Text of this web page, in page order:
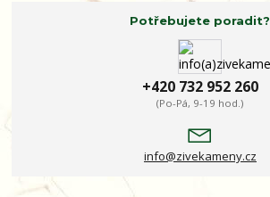
Potřebujete poradit?
+420 732 952 260
(Po-Pá, 9-19 hod.)
info@zivekameny.cz